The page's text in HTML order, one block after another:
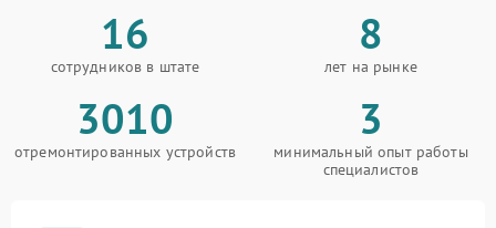
16
сотрудников в штате
8
лет на рынке
3010
отремонтированных устройств
3
минимальный опыт работы
специалистов